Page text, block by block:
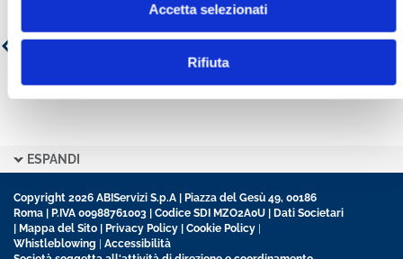
Accetta selezionati
Rifiuta
ESPANDI
Copyright 2026 ABIServizi S.p.A | Piazza del Gesù 49, 00186
Roma | P.IVA 00988761003 | Codice SDI MZO2A0U |
Dati Societari
Mappa del Sito Privacy Policy Cookie Policy
Whistleblowing
Accessibilità